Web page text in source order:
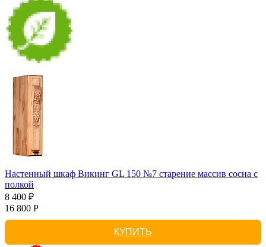
Настенный шкаф Викинг GL 150 №7 старение массив сосна с
полкой
8 400 ₽
16 800 Р
КУПИТЬ